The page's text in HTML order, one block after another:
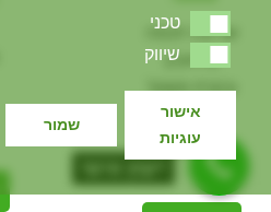
דורג
שליטה חכמה
בתיאבון
ובקרת משקל
₪200
₪140
טכני
שיווק
שמור
אישור
עוגיות